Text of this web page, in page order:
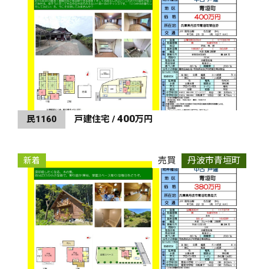
民1160 戸建住宅 / 400万円
新着 売買 丹波市青垣町